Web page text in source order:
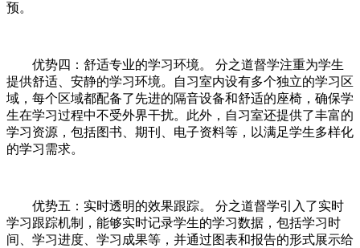
预。
优势四：舒适专业的学习环境。 分之道督学注重为学生
提供舒适、安静的学习环境。自习室内设有多个独立的学习区
域，每个区域都配备了先进的隔音设备和舒适的座椅，确保学
生在学习过程中不受外界干扰。此外，自习室还提供了丰富的
学习资源，包括图书、期刊、电子资料等，以满足学生多样化
的学习需求。
优势五：实时透明的效果跟踪。 分之道督学引入了实时
学习跟踪机制，能够实时记录学生的学习数据，包括学习时
间、学习进度、学习成果等，并通过图表和报告的形式展示给